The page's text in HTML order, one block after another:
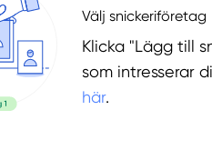
Välj snickeriföretag
Klicka "Lägg till
som intresserar
här.